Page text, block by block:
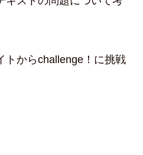
トからchallenge！に挑戦